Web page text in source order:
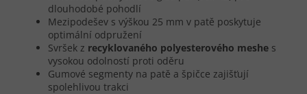
dlouhodobé pohodlí
Mezipodešev s výškou 25 mm v patě poskytuje
optimální odpružení
Svršek z recyklovaného polyesterového meshe s
vysokou odolností proti oděru
Gumové segmenty na patě a špičce zajišťují
spolehlivou trakci